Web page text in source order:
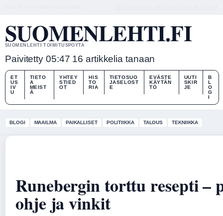
SUOMENLEHTI.FI
SUOMENLEHTI TOIMITUSPOYTA
Paivitetty 05:47 16 artikkelia tanaan
ET
US
IV
U
TIETO
A
MEIST
Ä
YHTEY
STIED
OT
HIS
TO
RIA
TIETOSUO
JASELOST
E
EVÄSTE
KÄYTÄN
TÖ
UUTI
SKIR
JE
B
L
O
G
I
BLOGI MAAILMA PAIKALLISET POLITIIKKA TALOUS TEKNIIKKA
Runebergin torttu resepti –
ohje ja vinkit